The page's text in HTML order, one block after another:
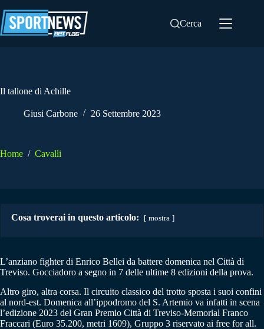
al
contenuto
Cerca
Il tallone di Achille
Giusi Carbone 26 Settembre 2023
Home / Cavalli
Cosa troverai in questo articolo: mostra
L’anziano fighter di Enrico Bellei da battere domenica nel Città di
Treviso. Gocciadoro a segno in 7 delle ultime 8 edizioni della prova.
Altro giro, altra corsa. Il circuito classico del trotto sposta i suoi confini
al nord-est. Domenica all’ippodromo del S. Artemio va infatti in scena
l’edizione 2023 del Gran Premio Città di Treviso-Memorial Franco
Fraccari (Euro 35.200, metri 1609), Gruppo 3 riservato ai free for all.